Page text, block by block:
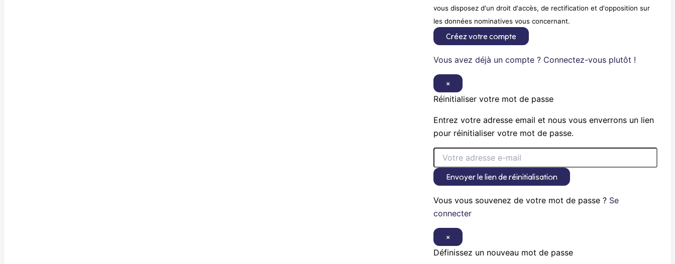
vous disposez d'un droit d'accès, de rectification et d'opposition sur
les données nominatives vous concernant.
Créez votre compte
Vous avez déjà un compte ? Connectez-vous plutôt !
×
Réinitialiser votre mot de passe
Entrez votre adresse email et nous vous enverrons un lien
pour réinitialiser votre mot de passe.
Envoyer le lien de réinitialisation
Vous vous souvenez de votre mot de passe ? Se
connecter
×
Définissez un nouveau mot de passe